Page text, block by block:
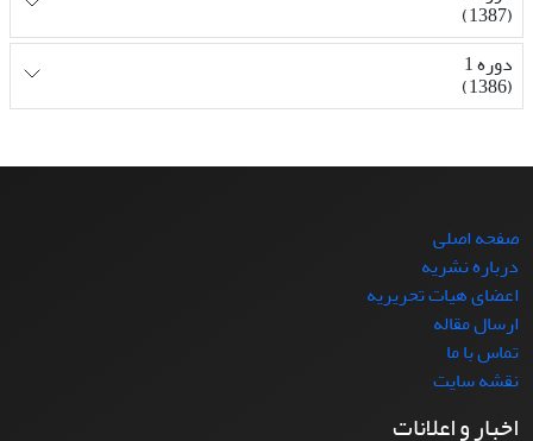
(1387)
دوره 1
(1386)
صفحه اصلی
درباره نشریه
اعضای هیات تحریریه
ارسال مقاله
تماس با ما
نقشه سایت
اخبار و اعلانات